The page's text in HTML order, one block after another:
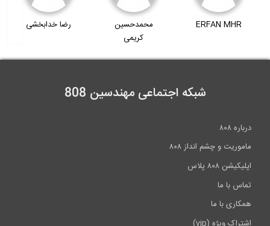
ERFAN MHR
محمدحسین
کریمی
رضا خدابخشی
شبکه اجتماعی مهندسین 808
درباره ۸۰۸
ماموریت و چشم انداز ۸۰۸
اپلیکیشن ۸۰۸ پلاس
تماس با ما
همکاری با ما